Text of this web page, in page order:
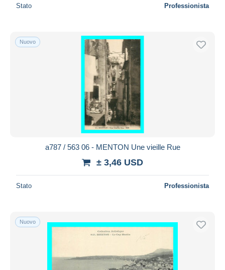
Stato Professionista
Nuovo
a787 / 563 06 - MENTON Une vieille Rue
± 3,46 USD
Stato Professionista
Nuovo